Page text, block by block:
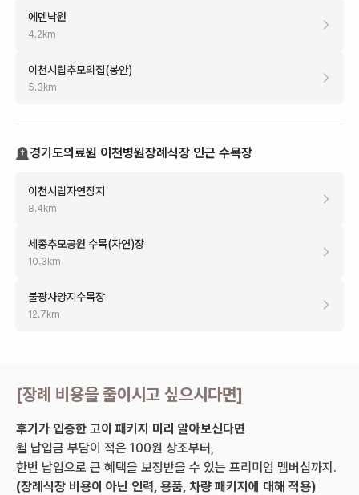
에덴낙원
4.2 km
이천시립추모의집(봉안)
5.3 km
경기도의료원 이천병원장례식장 인근 수목장
이천시립자연장지
8.4 km
세종추모공원 수목(자연)장
10.3 km
불광사양지수목장
12.7 km
[장례 비용을 줄이시고 싶으시다면]
후기가 입증한 고이 패키지 미리 알아보신다면
월 납입금 부담이 적은 100원 상조부터,
한번 납입으로 큰 혜택을 보장받을 수 있는 프리미엄 멤버십까지.
(장례식장 비용이 아닌 인력, 용품, 차량 패키지에 대해 적용)